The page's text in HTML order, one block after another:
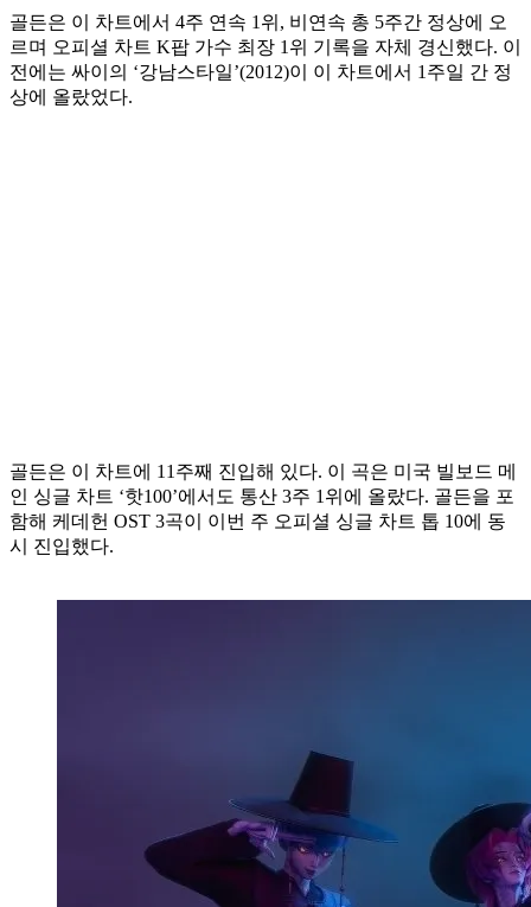
골든은 이 차트에서 4주 연속 1위, 비연속 총 5주간 정상에 오
르며 오피셜 차트 K팝 가수 최장 1위 기록을 자체 경신했다. 이
전에는 싸이의 ‘강남스타일’(2012)이 이 차트에서 1주일 간 정
상에 올랐었다.
골든은 이 차트에 11주째 진입해 있다. 이 곡은 미국 빌보드 메
인 싱글 차트 ‘핫100’에서도 통산 3주 1위에 올랐다. 골든을 포
함해 케데헌 OST 3곡이 이번 주 오피셜 싱글 차트 톱 10에 동
시 진입했다.